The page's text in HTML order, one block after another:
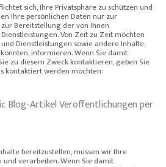
sich, Ihre Privatsphäre zu schützen und
Ihre persönlichen Daten nur zur
Bereitstellung der von Ihnen
Von Zeit zu Zeit möchten
Dienstleistungen sowie andere Inhalte,
informieren. Wenn Sie damit
zu diesem Zweck kontaktieren, geben Sie
kontaktiert werden möchten:
Blog-Artikel Veröffentlichungen per
bereitzustellen, müssen wir Ihre
verarbeiten. Wenn Sie damit